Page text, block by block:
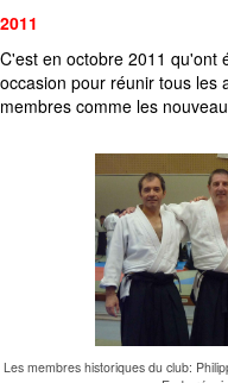
2011
C'est en octobre 2011 qu'ont
occasion pour réunir tous les
membres comme les
Les membres historiques du club: